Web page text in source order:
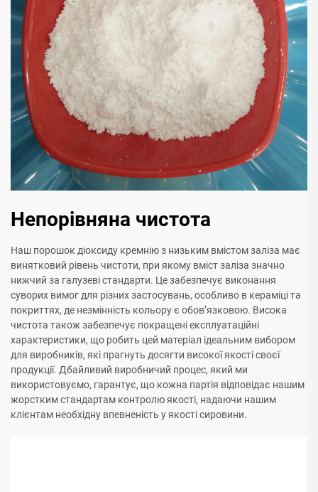
Непорівняна чистота
Наш порошок діоксиду кремнію з низьким вмістом заліза має
винятковий рівень чистоти, при якому вміст заліза значно
нижчий за галузеві стандарти. Це забезпечує виконання
суворих вимог для різних застосувань, особливо в кераміці та
покриттях, де незмінність кольору є обов’язковою. Висока
чистота також забезпечує покращені експлуатаційні
характеристики, що робить цей матеріал ідеальним вибором
для виробників, які прагнуть досягти високої якості своєї
продукції. Дбайливий виробничий процес, який ми
використовуємо, гарантує, що кожна партія відповідає нашим
жорстким стандартам контролю якості, надаючи нашим
клієнтам необхідну впевненість у якості сировини.